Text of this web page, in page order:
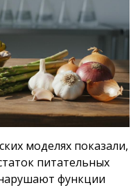
моделях показали,
питательных
функции